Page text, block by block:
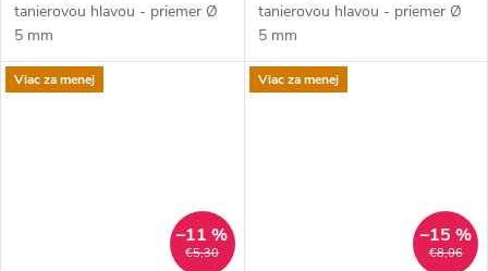
tanierovou hlavou - priemer Ø
5 mm
tanierovou hlavou - priemer Ø
5 mm
Viac za menej
€5,30
–11 %
Viac za menej
€8,06
–15 %